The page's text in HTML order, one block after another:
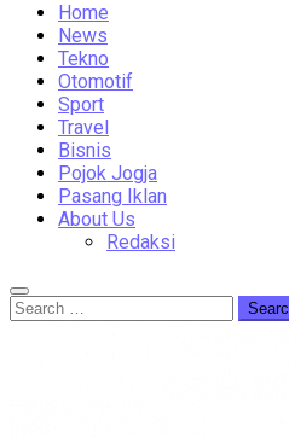
Home
News
Tekno
Otomotif
Sport
Travel
Bisnis
Pojok Jogja
Pasang Iklan
About Us
Redaksi